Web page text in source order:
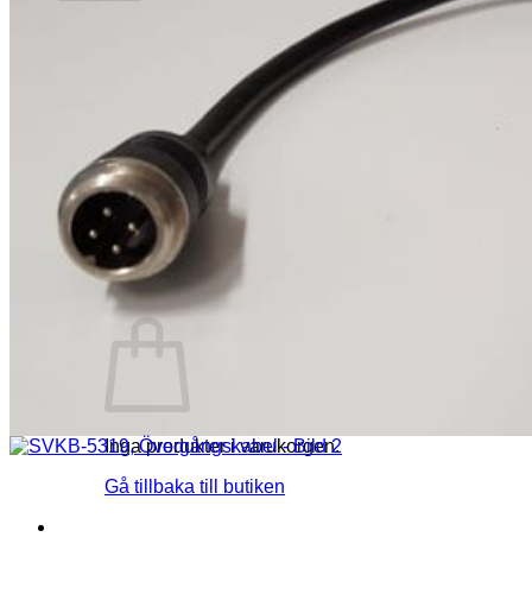
Produkter
REA
Bildgalleri
Kontakt
Om WIP
Referenser / Återförsäljare
Varukorg /0.00kr 0
Inga produkter i varukorgen.
Gå tillbaka till butiken